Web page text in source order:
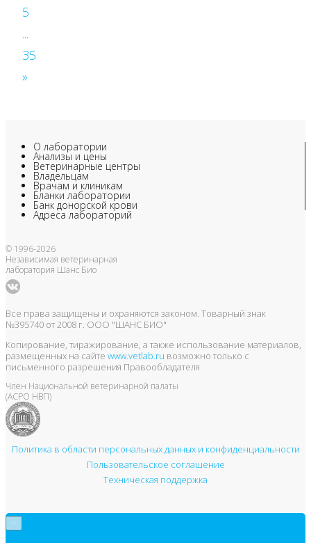
5
...
35
»
О лаборатории
Анализы и цены
Ветеринарные центры
Владельцам
Врачам и клиникам
Бланки лаборатории
Банк донорской крови
Адреса лабораторий
© 1996-2026
Независимая ветеринарная
лаборатория Шанс Био
Все права защищены и охраняются законом. Товарный знак
№395740 от 2008 г. ООО "ШАНС БИО"
Копирование, тиражирование, а также использование материалов,
размещенных на сайте www.vetlab.ru возможно только с
письменного разрешения Правообладателя
Член Национальной ветеринарной палаты
(АСРО НВП)
Политика в области персональных данных и конфиденциальности
Пользовательское соглашение
Техническая поддержка